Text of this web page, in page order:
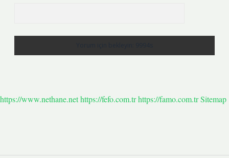
https://www.nethane.nethttps://fefo.com.trhttps://famo.com.trSitemap